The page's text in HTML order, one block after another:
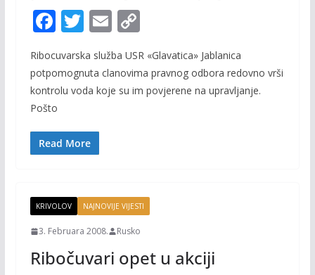
F
e
b
o
o
k
T
w
itt
er
E
m
ai
l
C
p
y
Ribocuvarska služba USR «Glavatica» Jablanica
potpomognuta clanovima pravnog odbora redovno vrši
kontrolu voda koje su im povjerene na upravljanje.
Pošto
Read More
KRIVOLOV NAJNOVIJE VIJESTI
3. Februara 2008. Rusko
Ribočuvari opet u akciji